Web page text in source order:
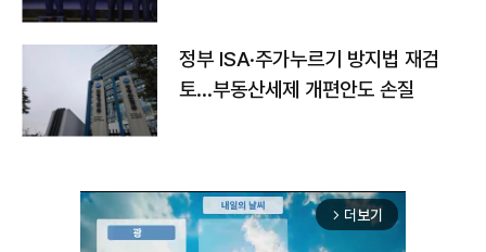
정부 ISA·주가누르기 방지법 재검
토…부동산세제 개편안도 손질
arrow_forward_ios 더보기